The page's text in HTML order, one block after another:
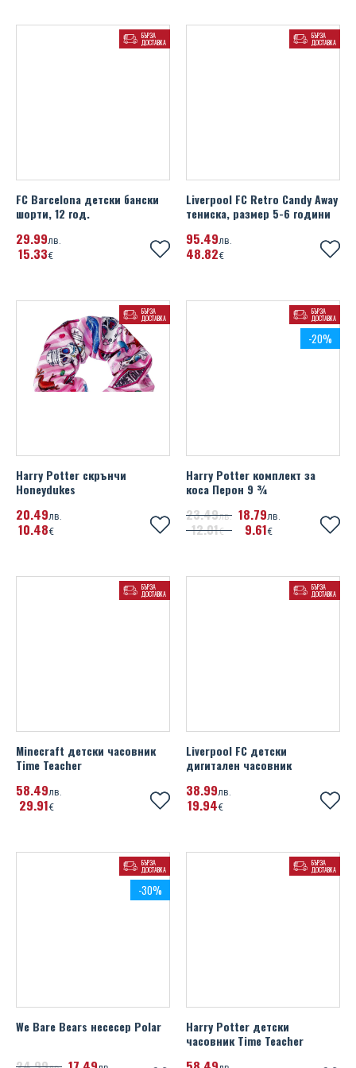
БЪРЗА
ДОСТАВКА
FC Barcelona детски бански
шорти, 12 год.
29 99лв.
15 33€
БЪРЗА
ДОСТАВКА
Liverpool FC Retro Candy Away
тениска, размер 5-6 години
95 49лв.
48 82€
БЪРЗА
ДОСТАВКА
Harry Potter скрънчи
Honeydukes
20 49лв.
10 48€
БЪРЗА
ДОСТАВКА
-20%
Harry Potter комплект за
коса Перон 9 ¾
2349лв.
1201€
18 79лв.
9 61€
БЪРЗА
ДОСТАВКА
Minecraft детски часовник
Time Teacher
58 49лв.
29 91€
БЪРЗА
ДОСТАВКА
Liverpool FC детски
дигитален часовник
38 99лв.
19 94€
БЪРЗА
ДОСТАВКА
-30%
We Bare Bears несесер Polar
БЪРЗА
ДОСТАВКА
Harry Potter детски
часовник Time Teacher
SL Benfica
Spain
Tottenham Hotspur FC
West Ham United FC
Wolverhampton Wanderers FC